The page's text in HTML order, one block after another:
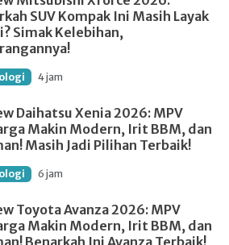
SUV Kompak Ini Masih Layak
Simak Kelebihan,
4 jam
Daihatsu Xenia 2026: MPV
Makin Modern, Irit BBM, dan
Masih Jadi Pilihan Terbaik!
6 jam
Toyota Avanza 2026: MPV
Makin Modern, Irit BBM, dan
Benarkah Ini Avanza Terbaik!